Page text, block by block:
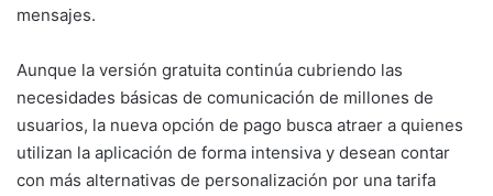
mensajes.
Aunque la versión gratuita continúa cubriendo las
necesidades básicas de comunicación de millones de
usuarios, la nueva opción de pago busca atraer a quienes
utilizan la aplicación de forma intensiva y desean contar
con más alternativas de personalización por una tarifa